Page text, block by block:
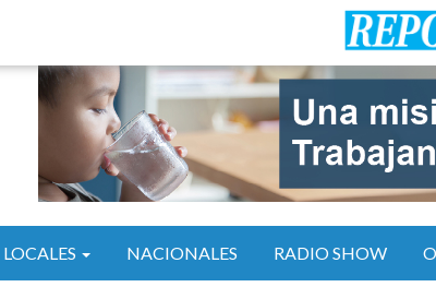
LOCALES NACIONALES RADIO SHOW